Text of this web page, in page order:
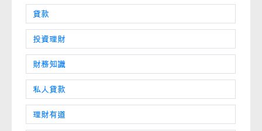
貸款
投資理財
財務知識
私人貸款
理財有道